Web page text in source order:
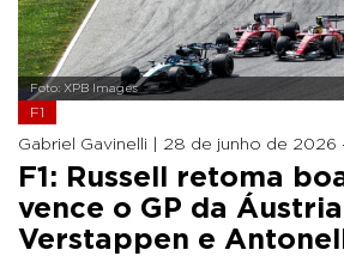
Foto: XPB Images
F1
Gabriel Gavinelli | 28 de junho de 2026 -
F1: Russell retoma
vence o GP da
Verstappen e